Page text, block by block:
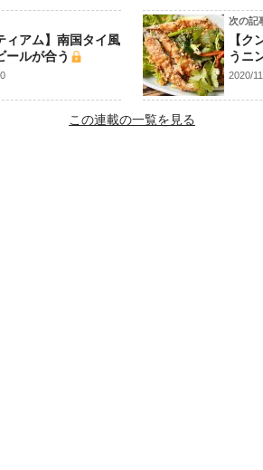
ィアム】南国タイ風
ールが合う
次の記
【ク
うニ
2020/
この連載の一覧を見る